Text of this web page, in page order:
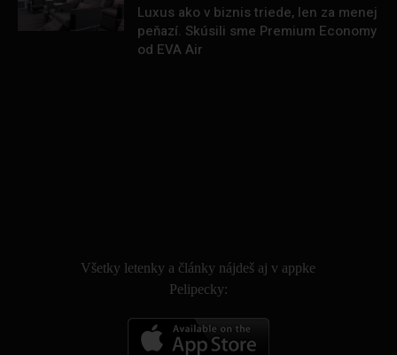
Luxus ako v biznis triede, len za menej
peňazí. Skúsili sme Premium Economy
od EVA Air
Všetky letenky a články nájdeš aj v appke
Pelipecky: